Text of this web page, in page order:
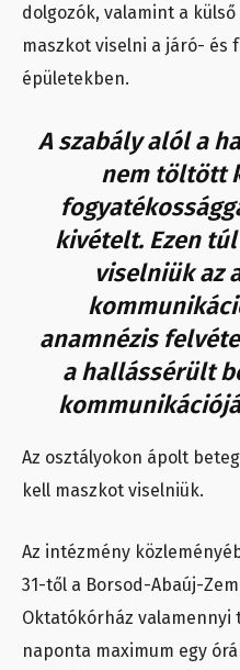
dolgozók, valamint a
maszkot viselni a járó- és
épületekben.
A szabály alól a
nem töltött
kivételt. Ezen
viselniük az
anamnézis
a hallássérült
Az osztályokon ápolt
kell maszkot viselniük.
Az intézmény
31-től a Borsod-Abaúj-
Oktatókórház valamennyi
naponta maximum egy